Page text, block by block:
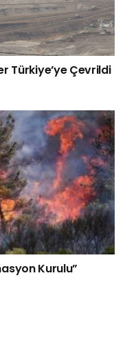
Türkiye’ye Çevrildi
Kurulu”